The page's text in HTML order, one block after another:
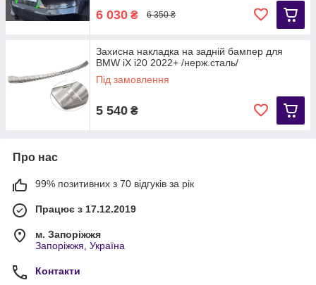
6 030 ₴ 6 350 ₴
Захисна накладка на задній бампер для
BMW iX i20 2022+ /нерж.сталь/
Під замовлення
5 540 ₴
Про нас
99% позитивних з 70 відгуків за рік
Працює з 17.12.2019
м. Запоріжжя
Запоріжжя, Україна
Контакти